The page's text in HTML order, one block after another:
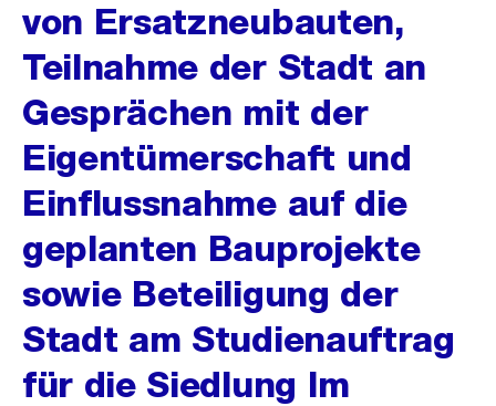
von Ersatzneubauten,
Teilnahme der Stadt an
Gesprächen mit der
Eigentümerschaft und
Einflussnahme auf die
geplanten Bauprojekte
sowie Beteiligung der
Stadt am Studienauftrag
für die Siedlung Im